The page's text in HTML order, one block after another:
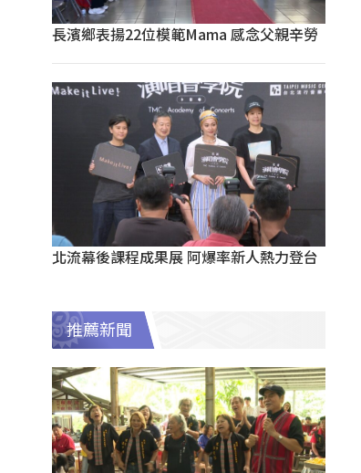
長濱鄉表揚22位模範Mama 感念父親辛勞
北流幕後課程成果展 阿爆率新人熱力登台
推薦新聞